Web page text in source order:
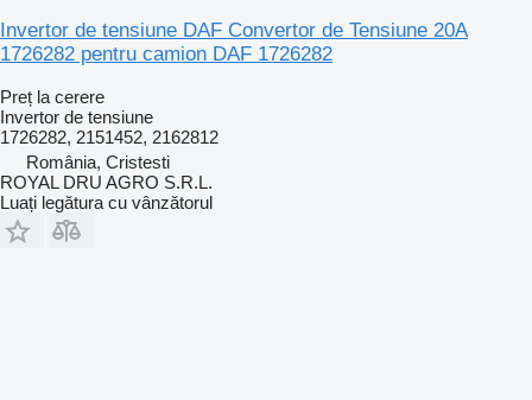
Invertor de tensiune DAF Convertor de Tensiune 20A
1726282 pentru camion DAF 1726282
Preț la cerere
Invertor de tensiune
1726282, 2151452, 2162812
România, Cristesti
ROYAL DRU AGRO S.R.L.
Luați legătura cu vânzătorul